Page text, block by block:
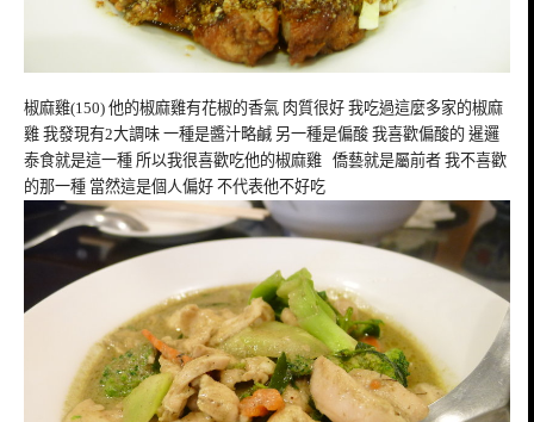
椒麻雞(150) 他的椒麻雞有花椒的香氣 肉質很好 我吃過這麼多家的椒麻
雞 我發現有2大調味 一種是醬汁略鹹 另一種是偏酸 我喜歡偏酸的 暹邏
泰食就是這一種 所以我很喜歡吃他的椒麻雞 僑藝就是屬前者 我不喜歡
的那一種 當然這是個人偏好 不代表他不好吃